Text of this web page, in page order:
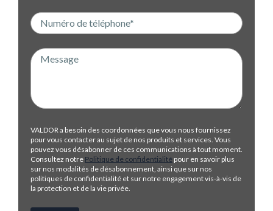
VALDOR a besoin des coordonnées que vous nous fournissez
pour vous contacter au sujet de nos produits et services. Vous
pouvez vous désabonner de ces communications à tout moment.
Consultez notre Politique de confidentialité pour en savoir plus
sur nos modalités de désabonnement, ainsi que sur nos
politiques de confidentialité et sur notre engagement vis-à-vis de
la protection et de la vie privée.